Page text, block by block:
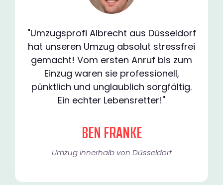
"Umzugsprofi Albrecht aus Düsseldorf
hat unseren Umzug absolut stressfrei
gemacht! Vom ersten Anruf bis zum
Einzug waren sie professionell,
pünktlich und unglaublich sorgfältig.
Ein echter Lebensretter!"
BEN FRANKE
Umzug innerhalb von Düsseldorf​